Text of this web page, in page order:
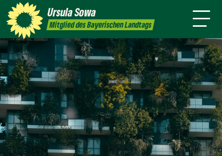
UrsulaSowa
Mitglied des Bayerischen Landtags
Newsletter Transparenz
mich Sprache